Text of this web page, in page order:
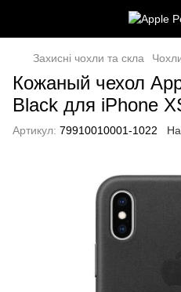
Захисні чохли та скла
Кожаный чехол
Black для iPhone
Артикул: 79910010001-1022